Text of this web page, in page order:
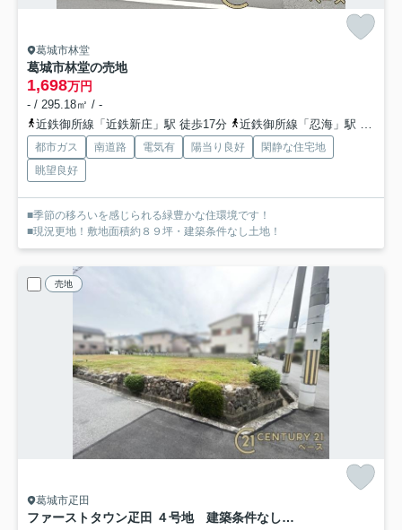
葛城市林堂
葛城市林堂の売地
1,698万円
- / 295.18㎡ / -
近鉄御所線「近鉄新庄」駅 徒歩17分
近鉄御所線「忍海」駅 徒歩23分
都市ガス 南道路 電気有 陽当り良好
閑静な住宅地
眺望良好
■季節の移ろいを感じられる緑豊かな住環境です！
■現況更地！敷地面積約８９坪・建築条件なし土地！
売地
葛城市疋田
ファーストタウン疋田 ４号地 建築条件なし土地